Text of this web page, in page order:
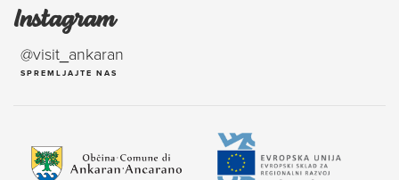
Instagram
@visit_ankaran
SPREMLJAJTE NAS